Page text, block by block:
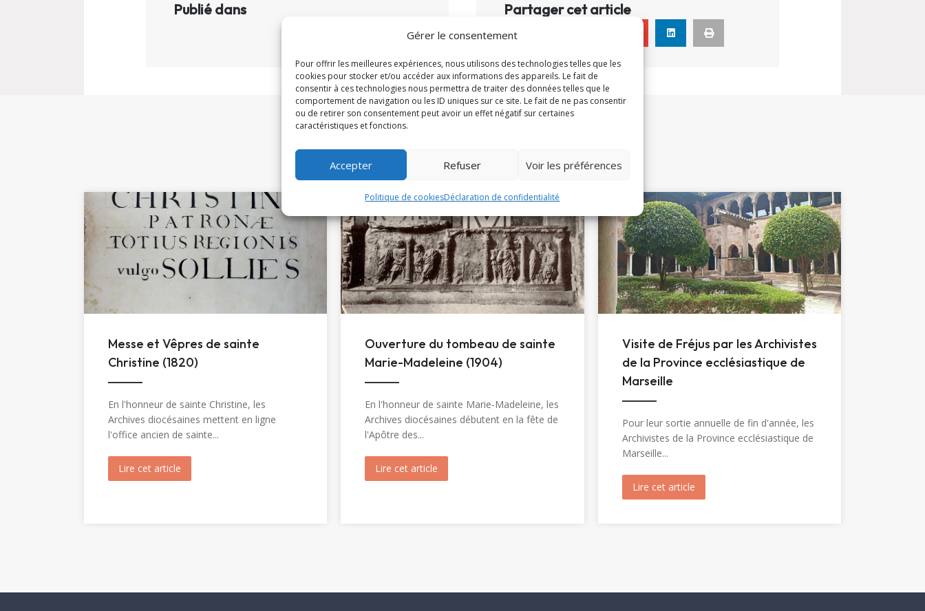
Gérer le consentement
Pour offrir les meilleures expériences, nous utilisons des technologies telles que les
cookies pour stocker et/ou accéder aux informations des appareils. Le fait de
consentir à ces technologies nous permettra de traiter des données telles que le
comportement de navigation ou les ID uniques sur ce site. Le fait de ne pas consentir
ou de retirer son consentement peut avoir un effet négatif sur certaines
caractéristiques et fonctions.
Accepter Refuser Voir les préférences
Politique de cookiesDéclaration de confidentialité
Publié dans Partager cet article
Messe et Vêpres de sainte
Christine (1820)
En l'honneur de sainte Christine, les
Archives diocésaines mettent en ligne
l'office ancien de sainte...
Lire cet article about Messe et Vêpres de sainte Christine (1820)
Ouverture du tombeau de sainte
Marie-Madeleine (1904)
En l'honneur de sainte Marie-Madeleine, les
Archives diocésaines débutent en la fête de
l'Apôtre des...
Lire cet article
Visite de Fréjus par les Archivistes
de la Province ecclésiastique de
Marseille
Pour leur sortie annuelle de fin d'année, les
Archivistes de la Province ecclésiastique de
Marseille...
Lire cet article